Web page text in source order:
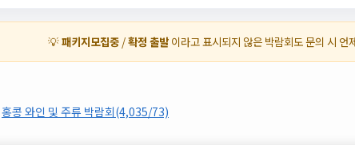
💡패키지모집중/확정 출발이라고 표시되지 않은 박람회도 문의 시 언
홍콩 와인 및 주류 박람회(4,035/73)